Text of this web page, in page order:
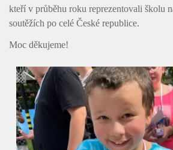
Naše škola
Základní škola
ZŠ speciální
ZŠ a MŠ při nemocnici
Školní družina
Vyhledávání na
kteří v průběhu roku reprezentovali školu
soutěžích po celé České republice.
Moc děkujeme!